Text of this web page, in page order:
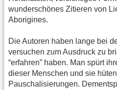
wunderschönes Zitieren von
Aborigines.
Die Autoren haben lange bei
versuchen zum Ausdruck zu
“erfahren” haben. Man spürt
dieser Menschen und sie
Pauschalisierungen.